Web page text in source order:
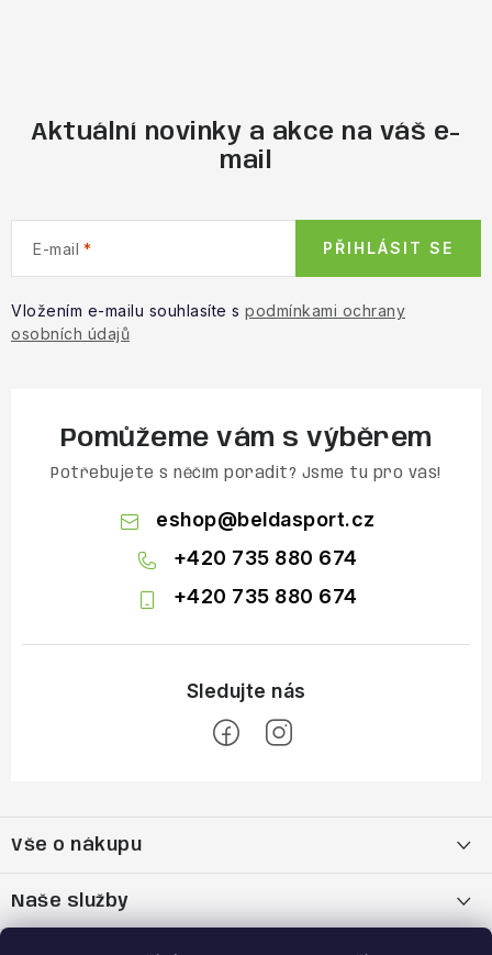
Aktuální novinky a akce na váš e-
mail
E-mail
Vložením e-mailu souhlasíte s podmínkami ochrany
osobních údajů
PŘIHLÁSIT SE
Pomůžeme vám s výběrem
Potřebujete s něčím poradit? Jsme tu pro vás!
eshop@beldasport.cz
+420 735 880 674
+420 735 880 674
p
t
Vše o nákupu
Naše služby